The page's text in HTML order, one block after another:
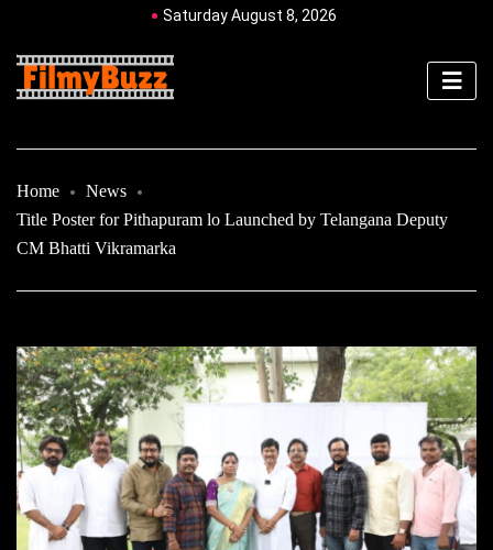
Saturday August 8, 2026
Home
News
Title Poster for Pithapuram lo Launched by Telangana Deputy
CM Bhatti Vikramarka